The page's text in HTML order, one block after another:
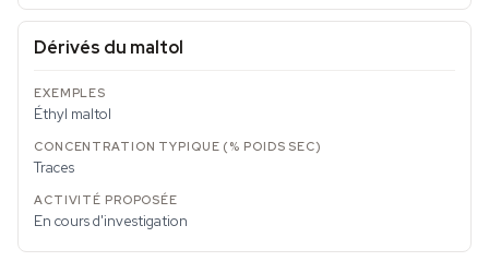
Dérivés du maltol
Éthyl maltol
Traces
En cours d'investigation